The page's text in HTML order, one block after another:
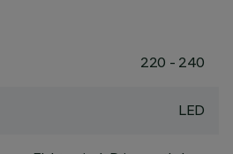
220 - 240
LED